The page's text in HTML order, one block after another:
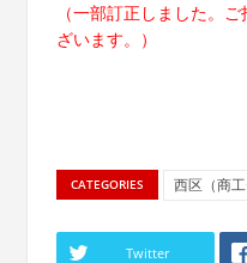
（一部訂正しました。
ざいます。）
CATEGORIES 西区（商
Twitter